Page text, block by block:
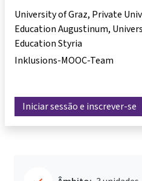
University of Graz, Private
Education Augustinum,
Education Styria
Inklusions-MOOC-Team
Iniciar sessão e inscrever-se